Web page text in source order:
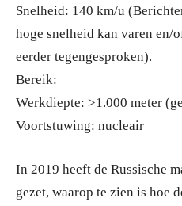
Snelheid: 140 km/u
hoge snelheid kan varen
eerder tegengesproken).
Bereik:
Werkdiepte: >1.000 meter
Voortstuwing: nucleair
In 2019 heeft de Russische
gezet, waarop te zien is hoe